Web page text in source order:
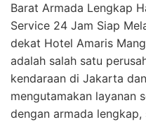
Barat Armada Lengkap
Service 24 Jam Siap
dekat Hotel Amaris
adalah salah satu
kendaraan di Jakarta
mengutamakan layanan
dengan armada